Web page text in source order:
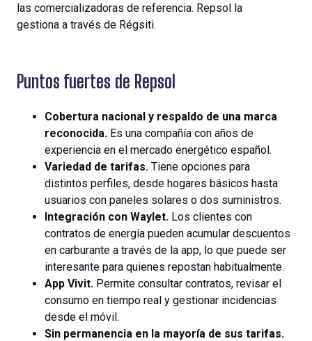
las comercializadoras de referencia. Repsol la
gestiona a través de Régsiti.
Puntos fuertes de Repsol
Cobertura nacional y respaldo de una marca
reconocida. Es una compañía con años de
experiencia en el mercado energético español.
Variedad de tarifas. Tiene opciones para
distintos perfiles, desde hogares básicos hasta
usuarios con paneles solares o dos suministros.
Integración con Waylet. Los clientes con
contratos de energía pueden acumular descuentos
en carburante a través de la app, lo que puede ser
interesante para quienes repostan habitualmente.
App Vivit. Permite consultar contratos, revisar el
consumo en tiempo real y gestionar incidencias
desde el móvil.
Sin permanencia en la mayoría de sus tarifas.